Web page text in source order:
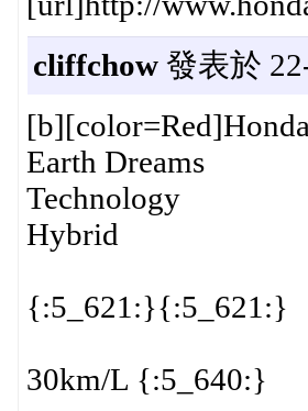
cliffchow 發表於
Earth Dreams
Technology
Hybrid
{:5_621:}{:5_621:}
30km/L {:5_640:}